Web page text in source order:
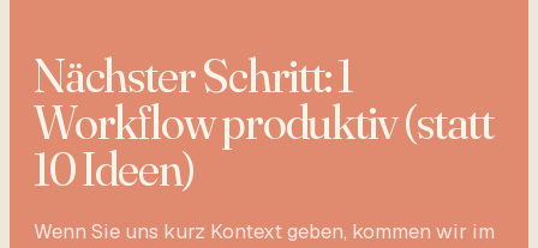
Nächster Schritt: 1
Workflow produktiv (statt
10 Ideen)
Wenn Sie uns kurz Kontext geben, kommen wir im